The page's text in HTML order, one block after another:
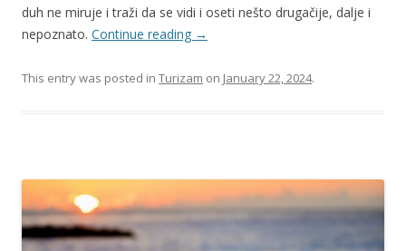
duh ne miruje i traži da se vidi i oseti nešto drugačije, dalje i
nepoznato. Continue reading →
This entry was posted in Turizam on January 22, 2024.